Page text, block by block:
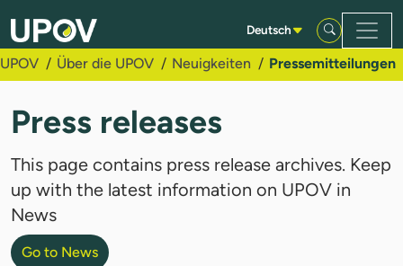
Zum Hauptinhalt springen
Deutsch
UPOV Über die UPOV Neuigkeiten Pressemitteilungen
Press releases
This page contains press release archives. Keep
up with the latest information on UPOV in
News
Go to News